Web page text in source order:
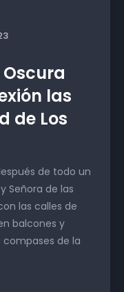
las
de Los
de todo un
Señora de las
las calles de
balcones y
de la